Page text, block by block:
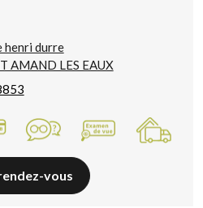
henri durre
AMAND LES EAUX
vous